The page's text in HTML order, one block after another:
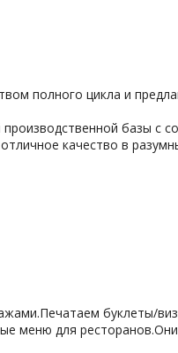
полного цикла и
базы
качество в
буклеты/
для ресторанов.Они